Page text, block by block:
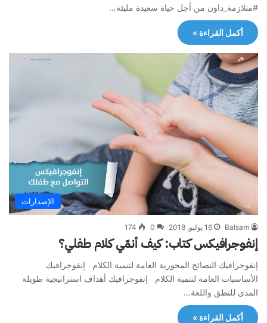
#متلازمة_داون من أجل حياة سعيدة مليئة…
أكمل القراءة »
الإصدارات
Balsam 16 يوليو, 2018 0
174
إنفوجرافيكس كتاب: كيف أنمّي كلام طفلي؟
إنفوجرافيك النصائح المحورية العامة لتنمية الكلام إنفوجرافيك
الأساسيات العامة لتنمية الكلام إنفوجرافيك أهداف استراتيجية طويلة
المدى للنطق واللغة…
أكمل القراءة »